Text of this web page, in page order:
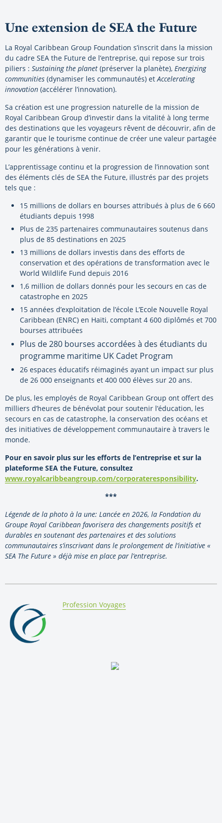
Une extension de SEA the Future
La Royal Caribbean Group Foundation s’inscrit dans la mission
du cadre SEA the Future de l’entreprise, qui repose sur trois
piliers : Sustaining the planet (préserver la planète), Energizing
communities (dynamiser les communautés) etAccelerating
innovation (accélérer l’innovation).
Sa création est une progression naturelle de la mission de
Royal Caribbean Group d’investir dans la vitalité à long terme
des destinations que les voyageurs rêvent de découvrir, afin de
garantir que le tourisme continue de créer une valeur partagée
pour les générations à venir.
L’apprentissage continu et la progression de l’innovation sont
des éléments clés de SEA the Future, illustrés par des projets
tels que :
15 millions de dollars en bourses attribués à plus de 6 660
étudiants depuis 1998
Plus de 235 partenaires communautaires soutenus dans
plus de 85 destinations en 2025
13 millions de dollars investis dans des efforts de
conservation et des opérations de transformation avec le
World Wildlife Fund depuis 2016
1,6 million de dollars donnés pour les secours en cas de
catastrophe en 2025
15 années d’exploitation de l’école L’Ecole Nouvelle Royal
Caribbean (ENRC) en Haïti, comptant 4 600 diplômés et 700
bourses attribuées
Plus de 280 bourses accordées à des étudiants du
programme maritime UK Cadet Program
26 espaces éducatifs réimaginés ayant un impact sur plus
de 26 000 enseignants et 400 000 élèves sur 20 ans.
De plus, les employés de Royal Caribbean Group ont offert des
milliers d’heures de bénévolat pour soutenir l’éducation, les
secours en cas de catastrophe, la conservation des océans et
des initiatives de développement communautaire à travers le
monde.
Pour en savoir plus sur les efforts de l’entreprise et sur la
plateforme SEA the Future, consultez
www.royalcaribbeangroup.com/corporateresponsibility.
***
Légende de la photo à la une: Lancée en 2026, la Fondation du
Groupe Royal Caribbean favorisera des changements positifs et
durables en soutenant des partenaires et des solutions
communautaires s’inscrivant dans le prolongement de l’initiative «
SEA The Future » déjà mise en place par l’entreprise.
By:
Profession Voyages